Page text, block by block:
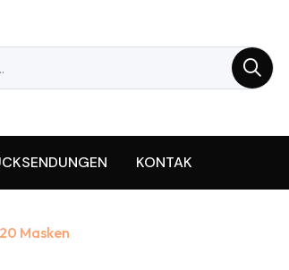
KONTAK
Masken